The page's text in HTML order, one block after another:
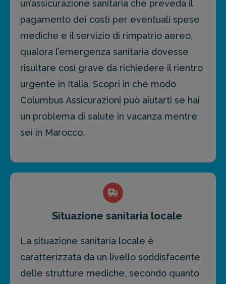
un’assicurazione sanitaria che preveda il
pagamento dei costi per eventuali spese
mediche e il servizio di rimpatrio aereo,
qualora l’emergenza sanitaria dovesse
risultare così grave da richiedere il rientro
urgente in Italia. Scopri in che modo
Columbus Assicurazioni può aiutarti se hai
un problema di salute in vacanza mentre
sei in Marocco.
Situazione sanitaria locale
La situazione sanitaria locale è
caratterizzata da un livello soddisfacente
delle strutture mediche, secondo quanto